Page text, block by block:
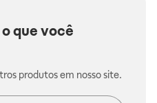
que você
produtos em nosso site.